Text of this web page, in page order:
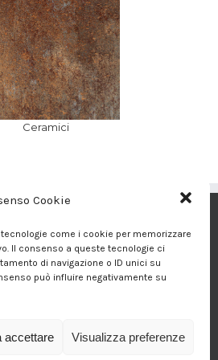
Cookie
come i cookie per memorizzare
Il consenso a queste tecnologie ci
di navigazione o ID unici su
può influire negativamente su
accettare Visualizza preferenze
Ceramici